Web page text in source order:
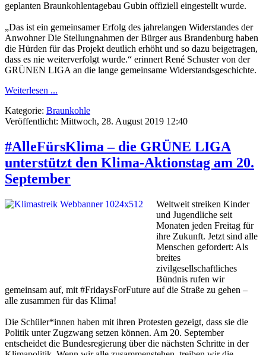
geplanten Braunkohlentagebau Gubin offiziell eingestellt wurde.
„Das ist ein gemeinsamer Erfolg des jahrelangen Widerstandes der
Anwohner Die Stellungnahmen der Bürger aus Brandenburg haben
die Hürden für das Projekt deutlich erhöht und so dazu beigetragen,
dass es nie weiterverfolgt wurde.“ erinnert René Schuster von der
GRÜNEN LIGA an die lange gemeinsame Widerstandsgeschichte.
Weiterlesen ...
Kategorie: Braunkohle
Veröffentlicht: Mittwoch, 28. August 2019 12:40
#AlleFürsKlima – die GRÜNE LIGA
unterstützt den Klima-Aktionstag am 20.
September
Weltweit streiken Kinder
und Jugendliche seit
Monaten jeden Freitag für
ihre Zukunft. Jetzt sind alle
Menschen gefordert: Als
breites
zivilgesellschaftliches
Bündnis rufen wir
gemeinsam auf, mit #FridaysForFuture auf die Straße zu gehen –
alle zusammen für das Klima!
Die Schüler*innen haben mit ihren Protesten gezeigt, dass sie die
Politik unter Zugzwang setzen können. Am 20. September
entscheidet die Bundesregierung über die nächsten Schritte in der